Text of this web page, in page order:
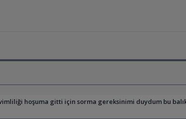
hoşuma gitti için sorma gereksinimi duydum bu